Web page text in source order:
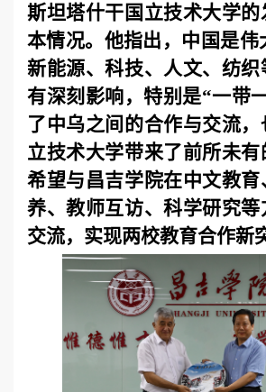
斯坦塔什干国立技术大学
本情况。他指出，中国是伟
新能源、科技、人文、纺
有深刻影响，特别是“一带
了中乌之间的合作与交流，
立技术大学带来了前所未有
希望与昌吉学院在中文教
养、教师互访、科学研究
交流，实现两校教育合作新